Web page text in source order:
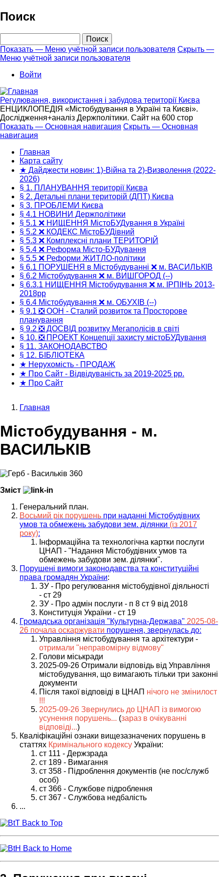
Перейти
к
основному
Поиск
Меню
учётной
записи
пользователя
Показать — Меню учётной записи пользователя Скрыть —
Меню учётной записи пользователя
Войти
Регулювання, використання і забудова території Києва
ЕНЦИКЛОПЕДІЯ «Містобудування в Україні та Києві».
Дослідження+аналіз Держполітики. Сайт на 600 стор
Основная
навигация
Показать — Основная навигация Скрыть — Основная
навигация
Главная
Карта сайту
★ Дайджести новин: 1)-Війна та 2)-Визволення (2022-
2026)
§ 1. ПЛАНУВАННЯ території Києва
§ 2. Детальні плани територій (ДПТ) Києва
§ 3. ПРОБЛЕМИ Києва
§ 4.1 НОВИНИ Держполітики
§ 5.1 ❌ НИЩЕННЯ МістоБУДування в Україні
§ 5.2 ❌ КОДЕКС МістоБУДівний
§ 5.3 ❌ Комплексні плани ТЕРИТОРІЙ
§ 5.4 ❌ Реформа Місто-БУДування
§ 5.5 ❌ Реформи ЖИТЛО-політики
§ 6.1 ПОРУШЕНЯ в Містобудуванні ❌ м. ВАСИЛЬКІВ
§ 6.2 Містобудування ❌ м. ВИШГОРОД (--)
§ 6.3.1 НИЩЕННЯ Містобудування ❌ м. ІРПІНЬ 2013-
2018рр
§ 6.4 Містобудування ❌ м. ОБУХІВ (--)
§ 9.1 ❎ ООН - Сталий розвиток та Просторове
планування
§ 9.2 ❎ ДОСВІД розвитку Мегаполісів в світі
§ 10. ❎ ПРОЕКТ Концепції захисту містоБУДування
§ 11. ЗАКОНОДАВСТВО
§ 12. БІБЛІОТЕКА
★ Нерухомість - ПРОДАЖ
★ Про Сайт - Відвідуваність за 2019-2025 рр.
★ Про Сайт
навигации
Главная
Містобудування - м.
ВАСИЛЬКІВ
Зміст
Генеральний план.
Восьмий рік порушень при наданні Містобудівних
умов та обмежень забудови зем. ділянки (із 2017
року):
Інформаційна та технологічна картки послуги
ЦНАП - "Надання Містобудівних умов та
обмежень забудови зем. ділянки".
Порушені вимоги законодавства та конституційні
права громадян України:
ЗУ - Про регулювання містобудівної діяльності
- ст 29
ЗУ - Про адмін послуги - п 8 ст 9 від 2018
Конституція України - ст 19
Громадська організація "Культурна-Держава" 2025-08-
26 почала оскаржувати порушеня, звернулась до:
Управління містобудування та архітектури -
отримали "неправомірну відмову"
Голови міськради
2025-09-26 Отримали відповідь від Управління
містобудування, що вимагають тільки три законні
документи
Після такої відповіді в ЦНАП нічого не змінилост
!!!
2025-09-26 Звернулись до ЦНАП із вимогою
усунення порушень... (зараз в очікуванні
відповіді...)
Кваліфікаційні ознаки вищезазначених порушень в
статтях Кримінального кодексу України:
ст 111 - Держзрада
ст 189 - Вимагання
ст 358 - Підроблення документів (не пос/служб
особ)
ст 366 - Службове підроблення
ст 367 - Службова недбалість
...
Back to Top
Back to Home